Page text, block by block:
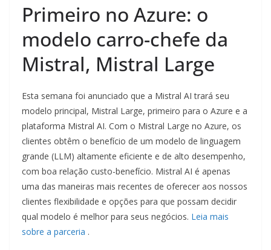
Primeiro no Azure: o
modelo carro-chefe da
Mistral, Mistral Large
Esta semana foi anunciado que a Mistral AI trará seu
modelo principal, Mistral Large, primeiro para o Azure e a
plataforma Mistral AI. Com o Mistral Large no Azure, os
clientes obtêm o benefício de um modelo de linguagem
grande (LLM) altamente eficiente e de alto desempenho,
com boa relação custo-benefício. Mistral AI é apenas
uma das maneiras mais recentes de oferecer aos nossos
clientes flexibilidade e opções para que possam decidir
qual modelo é melhor para seus negócios. Leia mais
sobre a parceria .